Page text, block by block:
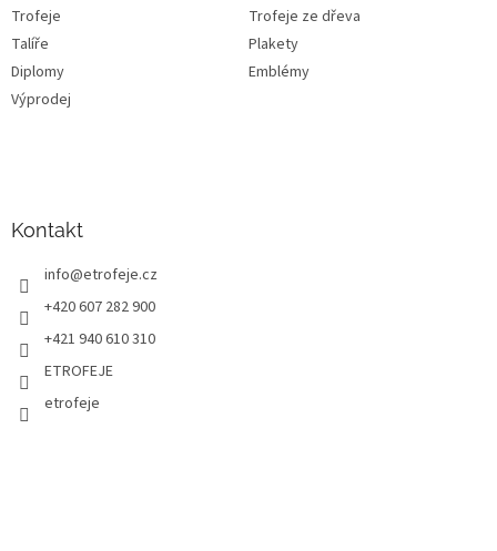
Trofeje
Trofeje ze dřeva
Talíře
Plakety
Diplomy
Emblémy
Výprodej
Kontakt
info@etrofeje.cz
+420 607 282 900
+421 940 610 310
ETROFEJE
etrofeje